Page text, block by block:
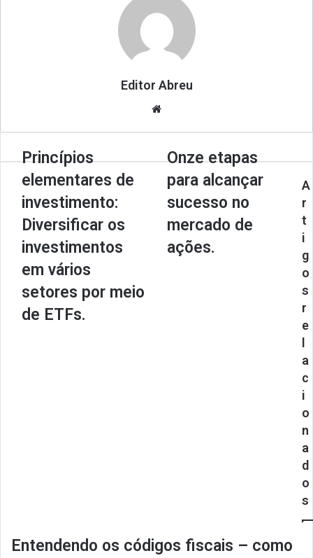
Editor Abreu
Princípios
elementares de
investimento:
Diversificar os
investimentos
em vários
setores por meio
de ETFs.
Onze etapas
para alcançar
sucesso no
mercado de
ações.
A
r
t
i
g
o
s
r
e
a
c
i
o
n
a
d
o
s
Entendendo os códigos fiscais – como